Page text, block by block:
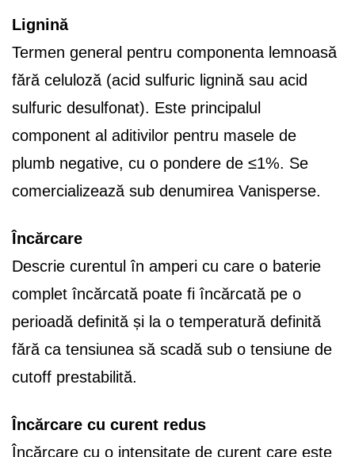
Lignină
Termen general pentru componenta lemnoasă
fără celuloză (acid sulfuric lignină sau acid
sulfuric desulfonat). Este principalul
component al aditivilor pentru masele de
plumb negative, cu o pondere de ≤1%. Se
comercializează sub denumirea Vanisperse.
Încărcare
Descrie curentul în amperi cu care o baterie
complet încărcată poate fi încărcată pe o
perioadă definită și la o temperatură definită
fără ca tensiunea să scadă sub o tensiune de
cutoff prestabilită.
Încărcare cu curent redus
Încărcare cu o intensitate de curent care este